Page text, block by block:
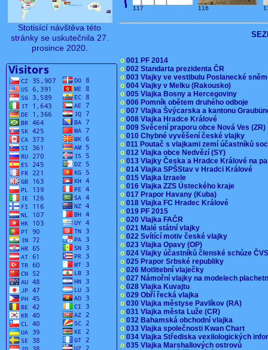
Stotisící návštěva této
stránky se uskutečnila 27.
prosince 2020.
117 116
o 001 PF 2014
o 002 Standarta prezidenta ČR
o 003 Vlajky ve vestibulu Poslanecké
o 004 Vlajky v Melku (Rakousko)
o 005 Vlajka Bosny a Hercegoviny
o 006 Pomník obětem druhého odboje
o 007 Vlajka Švýcarska a kantonu
o 008 Vlajka Hradce Králové
o 009 Svěcení praporu obce Nová Ves
o 010 Chybné vyvěšení české vlajky
o 011 Poutač s vlajkami zemí účastníků
o 012 Vlajka obce Nedvězí (SY)
o 013 Vlajky Česka a Hradce Králové na
o 014 Vlajka SPŠStav v Hradci Králové
o 015 Vlajka Izraele
o 016 Vlajka ZZS Ústeckého kraje
o 017 Prapor Havany (Kuba)
o 018 Vlajka FC Hradec Králové
o 019 PF 2015
o 020 Vlajka FAČR
o 021 Malé státní vlajky
o 022 Svítící motiv české vlajky
o 023 Vlajka Opavy (OP)
o 024 Vlajky účastníků členské schůze
o 025 Prapor Srbské republiky
o 026 Motlitební vlaječky
o 027 Námořní vlajky na modelech
o 028 Vlajka Kuvajtu
o 029 Obří řecká vlajka
o 030 Vlajka městyse Pavlíkov (RA)
o 031 Vlajka města Luže (CR)
o 032 Bahamská obchodní vlajka
o 033 Vlajka společnosti Kwan Chart
o 034 Vlajka Střediska vexilologických
o 035 Vlajka Marshallových ostrovů